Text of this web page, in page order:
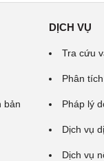
bản
DỊCH VỤ
Tra cứu
Phân
Pháp lý
Dịch vụ
Dịch vụ